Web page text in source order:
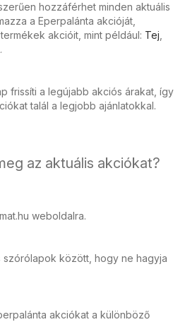
hozzáférhet minden aktuális
a Eperpalánta akcióját,
akcióit, mint például: Tej
.
frissíti a legújabb akciós árakat, így
talál a legjobb ajánlatokkal.
az aktuális akciókat?
weboldalra.
között, hogy ne hagyja
akciókat a különböző